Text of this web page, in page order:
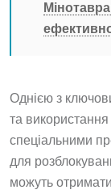
Однією з
та використання
спеціальними
для
можуть